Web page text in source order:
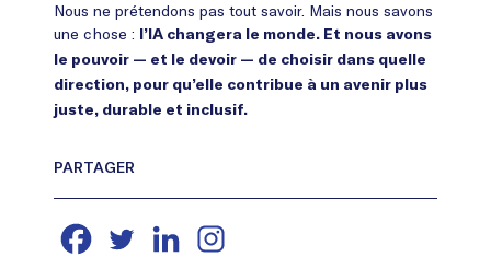
Nous ne prétendons pas tout savoir. Mais nous savons
une chose :
l’IA changera le monde. Et nous avons
le pouvoir — et le devoir — de choisir dans quelle
direction, pour qu’elle contribue à un avenir plus
juste, durable et inclusif.